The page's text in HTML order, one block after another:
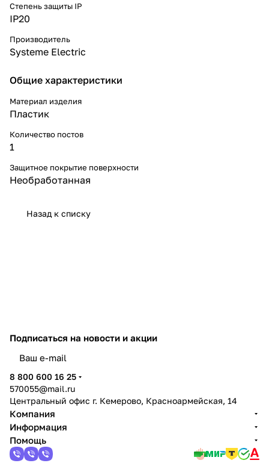
Степень защиты IP
IP20
Производитель
Systeme Electric
Общие характеристики
Материал изделия
Пластик
Количество постов
1
Защитное покрытие поверхности
Необработанная
Назад к списку
Подписаться на новости и акции
8 800 600 16 25
570055@mail.ru
Центральный офис г. Кемерово, Красноармейская, 14
Компания
Информация
Помощь